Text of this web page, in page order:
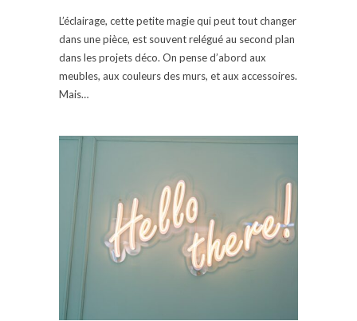
L’éclairage, cette petite magie qui peut tout changer
dans une pièce, est souvent relégué au second plan
dans les projets déco. On pense d’abord aux
meubles, aux couleurs des murs, et aux accessoires.
Mais…